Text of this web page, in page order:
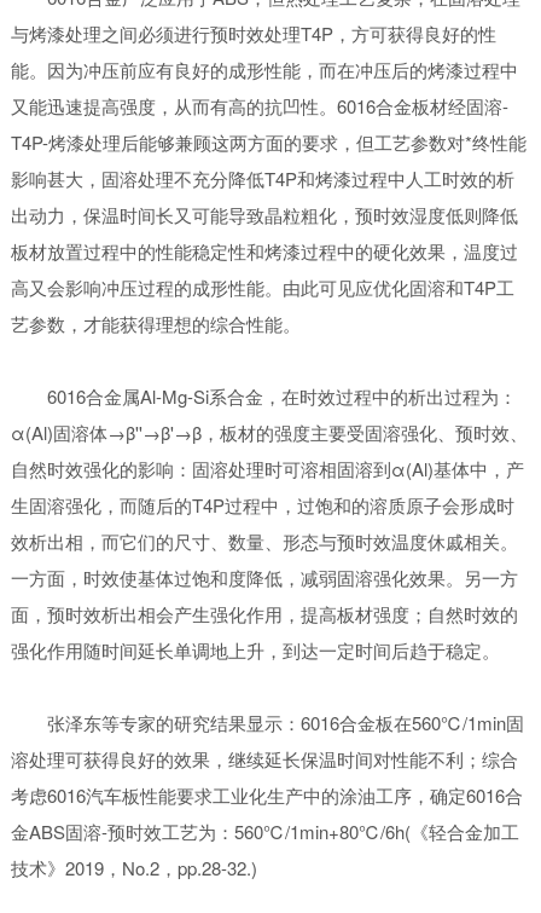
与烤漆处理之间必须进行预时效处理T4P，方可获得良好的性
能。因为冲压前应有良好的成形性能，而在冲压后的烤漆过程中
又能迅速提高强度，从而有高的抗凹性。6016合金板材经固溶-
T4P-烤漆处理后能够兼顾这两方面的要求，但工艺参数对*终性能
影响甚大，固溶处理不充分降低T4P和烤漆过程中人工时效的析
出动力，保温时间长又可能导致晶粒粗化，预时效湿度低则降低
板材放置过程中的性能稳定性和烤漆过程中的硬化效果，温度过
高又会影响冲压过程的成形性能。由此可见应优化固溶和T4P工
艺参数，才能获得理想的综合性能。
6016合金属Al-Mg-Si系合金，在时效过程中的析出过程为：
α(Al)固溶体→β''→β'→β，板材的强度主要受固溶强化、预时效、
自然时效强化的影响：固溶处理时可溶相固溶到α(Al)基体中，产
生固溶强化，而随后的T4P过程中，过饱和的溶质原子会形成时
效析出相，而它们的尺寸、数量、形态与预时效温度休戚相关。
一方面，时效使基体过饱和度降低，减弱固溶强化效果。另一方
面，预时效析出相会产生强化作用，提高板材强度；自然时效的
强化作用随时间延长单调地上升，到达一定时间后趋于稳定。
张泽东等专家的研究结果显示：6016合金板在560℃/1min固
溶处理可获得良好的效果，继续延长保温时间对性能不利；综合
考虑6016汽车板性能要求工业化生产中的涂油工序，确定6016合
金ABS固溶-预时效工艺为：560℃/1min+80℃/6h(《轻合金加工
技术》2019，No.2，pp.28-32.)